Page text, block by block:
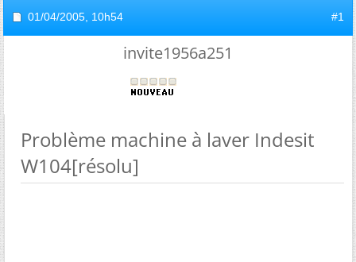
01/04/2005, 10h54 #1
invite1956a251
Problème machine à laver Indesit
W104[résolu]